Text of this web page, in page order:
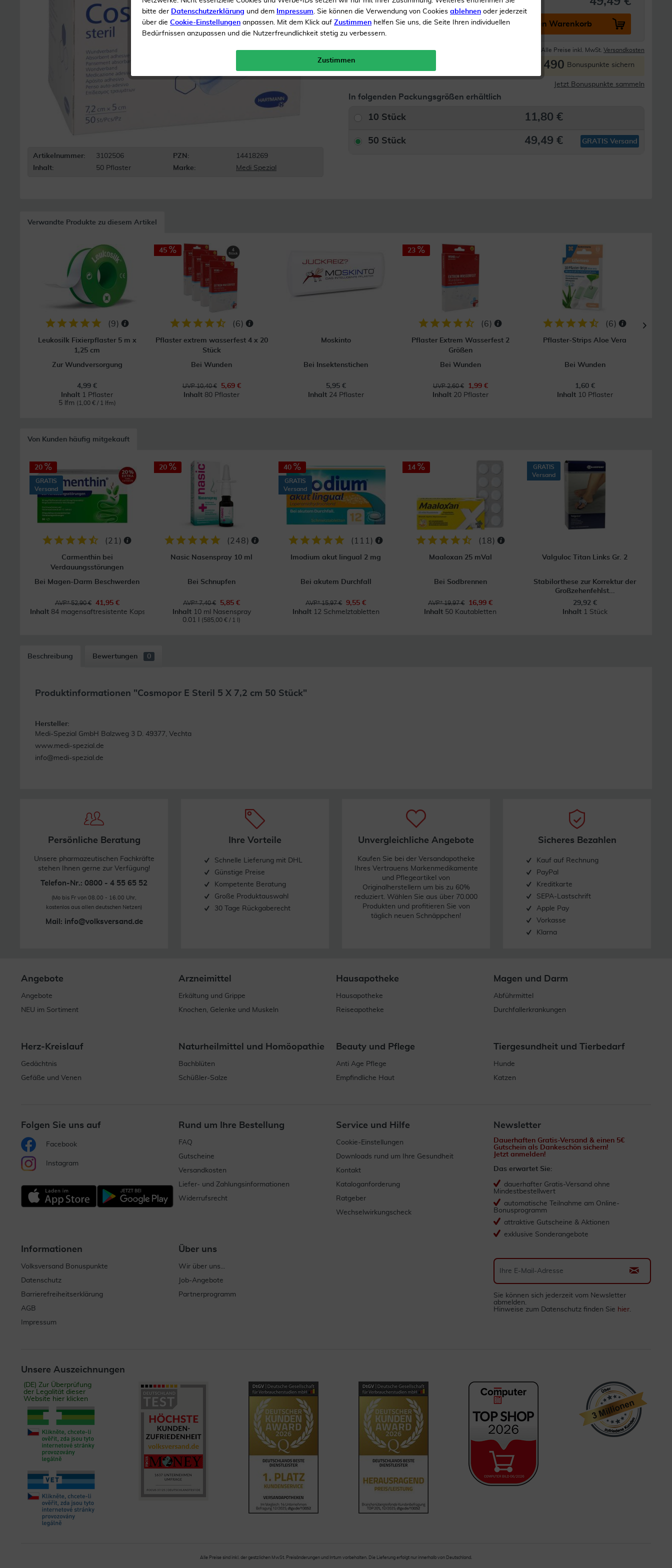
Artikelnummer: 3102506 PZN:
14418269
Inhalt:
50 Pflaster Marke: Medi Spezial
Inhalt50 Pflaster
Menge: In den Warenkorb
Versandkostenfrei Alle Preise inkl. MwSt. Versandkosten
490 Bonuspunkte sichern
Jetzt Bonuspunkte sammeln
In folgenden Packungsgrößen erhältlich
10 Stück 11,80 €
50 Stück 49,49 € GRATIS Versand
Verwandte Produkte zu diesem Artikel
(9)
Leukosilk Fixierpflaster 5 m x
1,25 cm
Zur Wundversorgung
4,99 €
Inhalt 1 Pflaster
5 lfm (1,00 € / 1 lfm)
45
(6)
Pflaster extrem wasserfest 4 x 20
Stück
Bei Wunden
UVP 10,40 €
5,69 €
Inhalt 80 Pflaster
Moskinto
Bei Insektenstichen
5,95 €
Inhalt 24 Pflaster
23
(6)
Pflaster Extrem Wasserfest 2
Größen
Bei Wunden
UVP 2,60 €
1,99 €
Inhalt 20 Pflaster
(6)
Pflaster-Strips Aloe Vera
Bei Wunden
1,60 €
Inhalt 10 Pflaster
Von Kunden häufig mitgekauft
20
GRATIS
Versand
(21 )
Carmenthin bei
Verdauungsstörungen
Bei Magen-Darm Beschwerden
AVP* 52,90 €
41,95 €
Inhalt 84 magensaftresistente Kapseln
20
(248)
Nasic Nasenspray 10 ml
Bei Schnupfen
AVP* 7,40 €
5,85 €
Inhalt 10 ml Nasenspray
0.01 l
(585,00 € / 1 l)
40
GRATIS
Versand
( 111 )
Imodium akut lingual 2 mg
Bei akutem Durchfall
AVP* 15,97 €
9,55 €
Inhalt 12 Schmelztabletten
14
( 18)
Maaloxan 25 mVal
Bei Sodbrennen
AVP* 19,97 €
16,99 €
Inhalt 50 Kautabletten
GRATIS
Versand
Valguloc Titan Links Gr. 2
Stabilorthese zur Korrektur der
Großzehenfehlst...
29,92 €
Inhalt 1 Stück
Beschreibung Bewertungen 0
Produktinformationen "Cosmopor E Steril 5 X 7,2 cm 50 Stück"
Hersteller:
Medi-Spezial GmbH Balzweg 3 D. 49377, Vechta
www.medi-spezial.de
info@medi-spezial.de
Persönliche Beratung
Unsere pharmazeutischen Fachkräfte
stehen Ihnen gerne zur Verfügung!
Telefon-Nr.: 0800 - 4 55 65 52
(Mo bis Fr von 08.00 - 16.00 Uhr,
kostenlos aus allen deutschen Netzen)
Mail: info@volksversand.de
Ihre Vorteile
Schnelle Lieferung mit DHL
Günstige Preise
Kompetente Beratung
Große Produktauswahl
30 Tage Rückgaberecht
Unvergleichliche Angebote
Kaufen Sie bei der Versandapotheke
Ihres Vertrauens Markenmedikamente
und Pflegeartikel von
Originalherstellern um bis zu 60%
reduziert. Wählen Sie aus über 70.000
Produkten und profitieren Sie von
täglich neuen Schnäppchen!
Sicheres Bezahlen
Kauf auf Rechnung
PayPal
Kreditkarte
SEPA-Lastschrift
Apple Pay
Vorkasse
Klarna
Angebote
Angebote
NEU im Sortiment
Arzneimittel
Erkältung und Grippe
Knochen, Gelenke und Muskeln
Hausapotheke
Hausapotheke
Reiseapotheke
Magen und Darm
Abführmittel
Durchfallerkrankungen
Herz-Kreislauf
Gedächtnis
Gefäße und Venen
Naturheilmittel und Homöopathie
Bachblüten
Schüßler-Salze
Beauty und Pflege
Anti Age Pflege
Empfindliche Haut
Tiergesundheit und Tierbedarf
Hunde
Katzen
Folgen Sie uns auf
Facebook
Instagram
Rund um Ihre Bestellung
FAQ
Gutscheine
Versandkosten
Liefer- und Zahlungsinformationen
Widerrufsrecht
Service und Hilfe
Cookie-Einstellungen
Downloads rund um Ihre Gesundheit
Kontakt
Kataloganforderung
Ratgeber
Wechselwirkungscheck
Informationen
Volksversand Bonuspunkte
Datenschutz
Barrierefreiheitserklärung
AGB
Impressum
Über uns
Wir über uns...
Job-Angebote
Partnerprogramm
Newsletter
Dauerhaften Gratis-Versand & einen 5€
Gutschein als Dankeschön sichern!
Jetzt anmelden!
Das erwartet Sie:
dauerhafter Gratis-Versand ohne
Mindestbestellwert
automatische Teilnahme am Online-
Bonusprogramm
attraktive Gutscheine & Aktionen
exklusive Sonderangebote
Sie können sich jederzeit vom Newsletter
abmelden.
Hinweise zum Datenschutz finden Sie hier.
Unsere Auszeichnungen
(DE) Zur Überprüfung
der Legalität dieser
Website hier klicken
Alle Preise sind inkl. der gestzlichen MwSt. Preisänderungen und Irrtum vorbehalten. Die Lieferung erfolgt nur innerhalb von Deutschland.
bitte der Datenschutzerklärung und dem Impressum. Sie können die Verwendung von Cookies ablehnen oder jederzeit
über die Cookie-Einstellungen anpassen. Mit dem Klick auf Zustimmen helfen Sie uns, die Seite Ihren individuellen
Bedürfnissen anzupassen und die Nutzerfreundlichkeit stetig zu verbessern.
Zustimmen